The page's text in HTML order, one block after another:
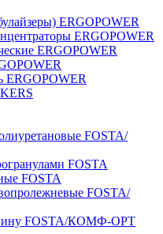
ERGOPOWER
ERGOPOWER
ERGOPOWER
ERGOPOWER
FOSTA/
FOSTA
FOSTA
FOSTA/
FOSTA/КОМФ-ОРТ